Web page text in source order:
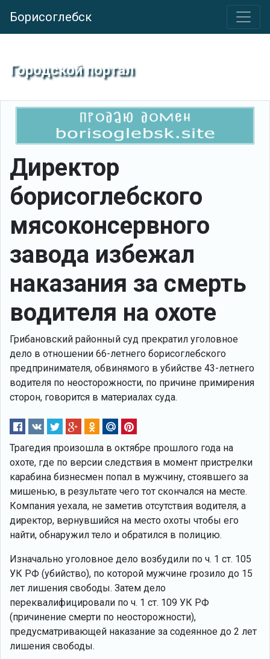
Борисоглебск
Городской портал
Директор
борисоглебского
мясоконсервного
завода избежал
наказания за смерть
водителя на охоте
Грибановский районный суд прекратил уголовное
дело в отношении 66-летнего борисоглебского
предпринимателя, обвинямого в убийстве 43-летнего
водителя по неосторожности, по причине примирения
сторон, говорится в материалах суда.
Трагедия произошла в октябре прошлого года на
охоте, где по версии следствия в момент пристрелки
карабина бизнесмен попал в мужчину, стоявшего за
мишенью, в результате чего тот скончался на месте.
Компания уехала, не заметив отсутствия водителя, а
директор, вернувшийся на место охоты чтобы его
найти, обнаружил тело и обратился в полицию.
Изначально уголовное дело возбудили по ч. 1 ст. 105
УК РФ (убийство), по которой мужчине грозило до 15
лет лишения свободы. Затем дело
переквалифицировали по ч. 1 ст. 109 УК РФ
(причинение смерти по неосторожности),
предусматривающей наказание за содеянное до 2 лет
лишения свободы.